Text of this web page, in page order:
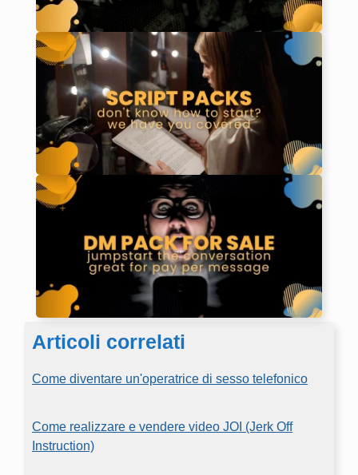
Articoli correlati
Come diventare un'operatrice di sesso telefonico
Come realizzare e vendere video JOI (Jerk Off
Instruction)